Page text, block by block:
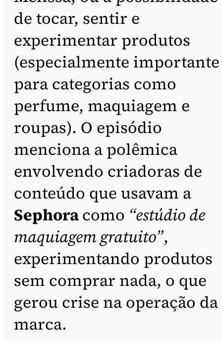
de tocar, sentir e
experimentar produtos
(especialmente importante
para categorias como
perfume, maquiagem e
roupas). O episódio
menciona a polêmica
envolvendo criadoras de
conteúdo que usavam a
Sephoracomo “estúdio de
maquiagem gratuito”,
experimentando produtos
sem comprar nada, o que
gerou crise na operação da
marca.